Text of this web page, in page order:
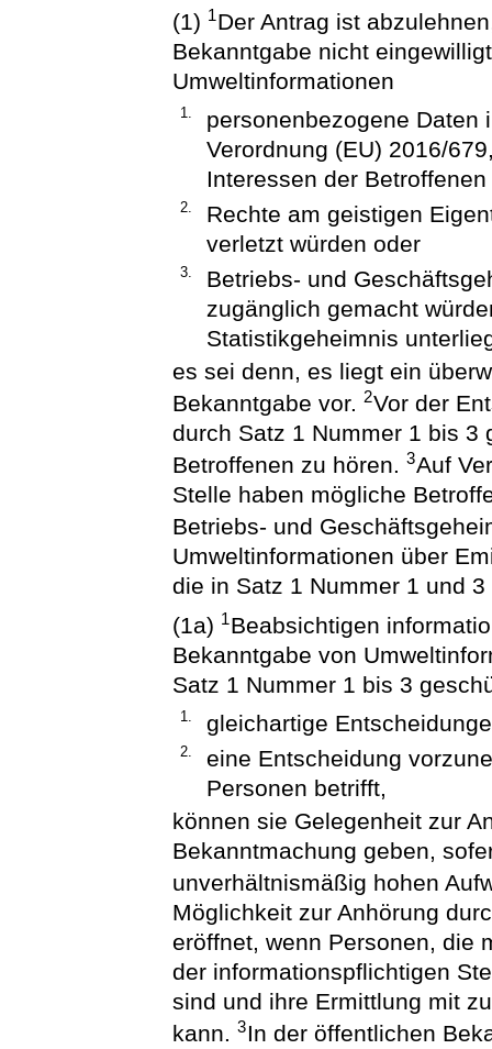
(1) 1Der Antrag ist
Bekanntgabe nicht
Umweltinformationen
1.
personenbezogene Daten
Verordnung (EU) 2016/
Interessen der
2.
Rechte am geistigen
verletzt würden oder
3.
Betriebs- und
zugänglich gemacht
Statistikgeheimnis
es sei denn, es liegt ein
Bekanntgabe vor.2Vor der
durch Satz 1 Nummer 1 bis 3
Betroffenen zu hören.3Auf
Stelle haben mögliche
Betriebs- und
Umweltinformationen über
die in Satz 1 Nummer 1 und
(1a) 1Beabsichtigen
Bekanntgabe von
Satz 1 Nummer 1 bis 3
1. gleichartige
2.
eine Entscheidung
Personen betrifft,
können sie Gelegenheit zur
Bekanntmachung geben,
unverhältnismäßig hohen
Möglichkeit zur Anhörung
eröffnet, wenn Personen, die
der informationspflichtigen
sind und ihre Ermittlung mit
kann.3In der öffentlichen